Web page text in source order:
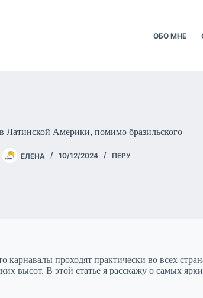
ОБО МНЕ
Латинской Америки, помимо бразильского
ЕЛЕНА 10/12/2024 ПЕРУ
карнавалы проходят практически во всех
высот. В этой статье я расскажу о самых